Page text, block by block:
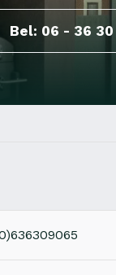
Bel: 06 - 36